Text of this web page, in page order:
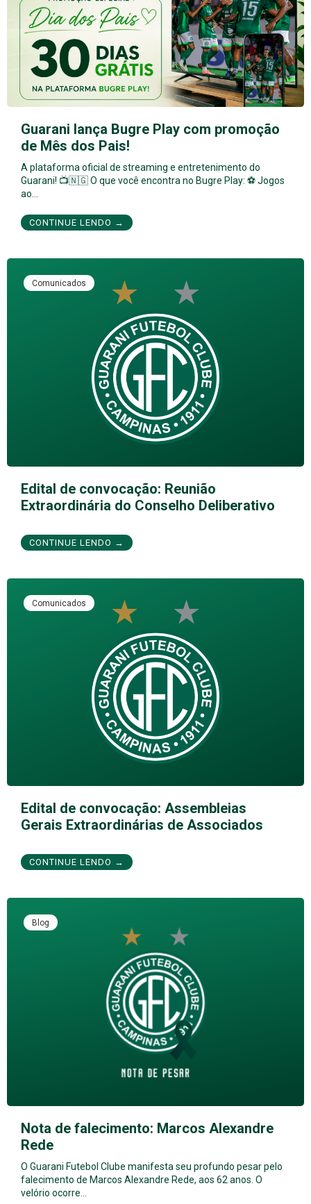
Guarani lança Bugre Play com promoção
de Mês dos Pais!
A plataforma oficial de streaming e entretenimento do
Guarani! 📺🇳🇬 O que você encontra no Bugre Play: ⚽ Jogos
ao…
CONTINUE LENDO →
Comunicados
Edital de convocação: Reunião
Extraordinária do Conselho Deliberativo
CONTINUE LENDO →
Comunicados
Edital de convocação: Assembleias
Gerais Extraordinárias de Associados
CONTINUE LENDO →
Blog
Nota de falecimento: Marcos Alexandre
Rede
O Guarani Futebol Clube manifesta seu profundo pesar pelo
falecimento de Marcos Alexandre Rede, aos 62 anos. O
velório ocorre…